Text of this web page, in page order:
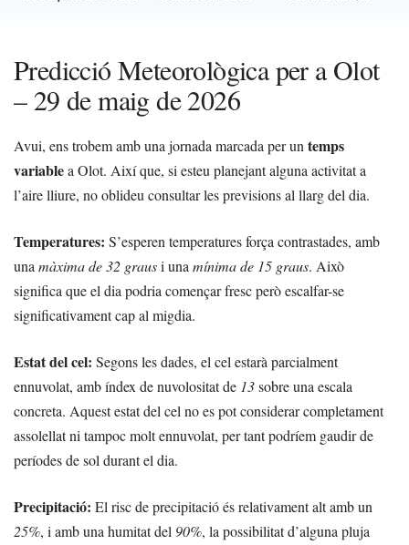
Predicció Meteorològica per a Olot
– 29 de maig de 2026
Avui, ens trobem amb una jornada marcada per untemps
variablea Olot. Així que, si esteu planejant alguna activitat a
l’aire lliure, no oblideu consultar les previsions al llarg del dia.
Temperatures: S’esperen temperatures força contrastades, amb
unamàxima de 32 grausi unamínima de 15 graus. Això
significa que el dia podria començar fresc però escalfar-se
significativament cap al migdia.
Estat del cel: Segons les dades, el cel estarà parcialment
ennuvolat, amb índex de nuvolositat de 13sobre una escala
concreta. Aquest estat del cel no es pot considerar completament
assolellat ni tampoc molt ennuvolat, per tant podríem gaudir de
períodes de sol durant el dia.
Precipitació: El risc de precipitació és relativament alt amb un
25%, i amb una humitat del90%, la possibilitat d’alguna pluja